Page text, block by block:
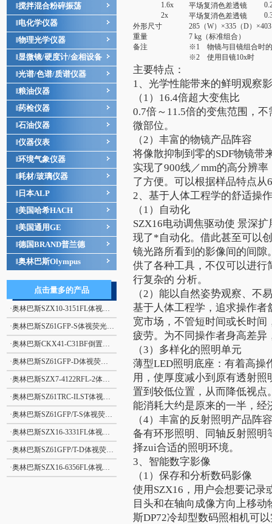
搅拌混合粉碎振荡
电化学仪器
物理光学仪器
显微镜/硬度计/金相设备
光谱/色谱/质谱仪器
粮油仪器
药检仪器
石油仪器
仪器仪表
环境气象仪器
耗材/玻璃仪器
日本ALP
美国哈希HACH
美国通用GE
德国BRAND普兰德
奥林巴斯Olympus
点击量多的产品
·奥林巴斯SZX10-3151FL体视荧光显微镜
·奥林巴斯SZ61GFP-S体视荧光显微镜
·奥林巴斯CKX41-C31BF倒置显微镜
·奥林巴斯SZ61GFP-D体视荧光显微镜
·奥林巴斯SZX7-4122RFL-2体视荧光显微镜
·奥林巴斯SZ61TRC-ILST体视显微镜
·奥林巴斯SZ61GFP/T-S体视荧光显微镜
·奥林巴斯SZX16-3331FL体视荧光显微镜
·奥林巴斯SZ61GFP/T-D体视荧光显微镜
·奥林巴斯SZX16-6356FL体视荧光显微镜
1.6x
平场复消色差透镜
2x
平场复消色差透镜
外形尺寸
285（W）×335（D）
重量
7 kg（标准组合）
备注
※1 物镜与目镜组合时
※2 使用目镜10x时
主要特点：
1、光学性能带来的鲜明观察
（1）16.4倍超大变焦比
0.7倍～11.5倍的变焦范围，
微部位。
（2）丰富的物镜产品阵容
将像散抑制到零的SDF物镜带
实现了900线／mm的高分辨
了方便。可以根据样品特点
2、基于人体工程学的舒适操
（1）自动化
SZX16电动调焦驱动使 景深
现了*自动化。借此甚至可以
镜光路所看到的影像间的间
供了各种工具，不仅可以进
行复杂的 分析。
（2）能以自然姿势观察、不
基于人体工程学，追求操作
宽市场，不管短时间或长时
疲劳。为不同操作者身高差异
（3）多样化的照明单元
薄型LED照明底座：有着高操
用，使厚度减小到原有透射
置到较低位置，从而降低视
能消耗大约是原来的一半，经
（4）丰富的反射照明产品阵容
备有环形照明、同轴反射照
择zui合适的照明环境。
3、智能数字影像
（1）保存和分析数码影像
使用SZX16，用户会想要记
目头和在轴向成像方向上移
斯DP72冷却型数码照相机可